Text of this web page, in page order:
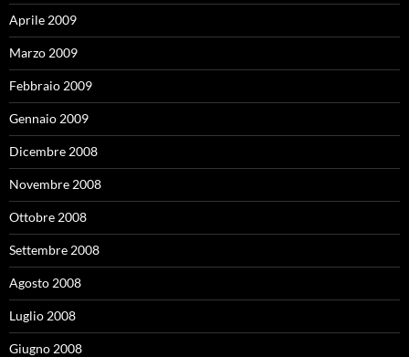
Aprile 2009
Marzo 2009
Febbraio 2009
Gennaio 2009
Dicembre 2008
Novembre 2008
Ottobre 2008
Settembre 2008
Agosto 2008
Luglio 2008
Giugno 2008